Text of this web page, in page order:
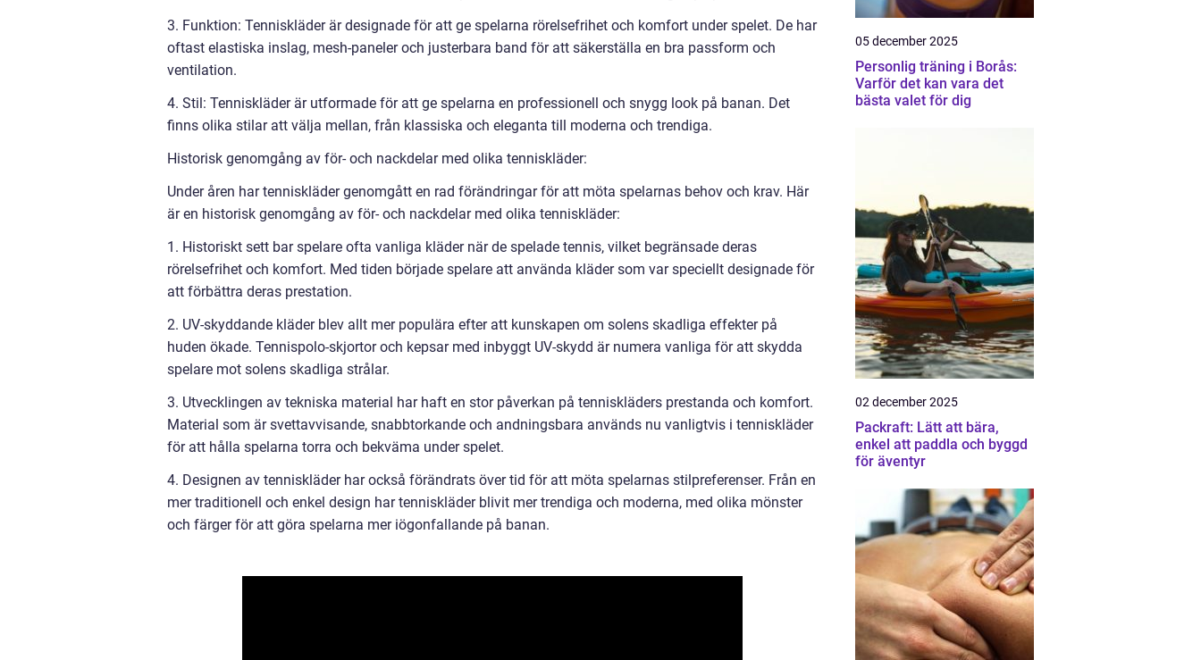
3. Funktion: Tenniskläder är designade för att ge spelarna rörelsefrihet och komfort under spelet. De har
oftast elastiska inslag, mesh-paneler och justerbara band för att säkerställa en bra passform och
ventilation.
4. Stil: Tenniskläder är utformade för att ge spelarna en professionell och snygg look på banan. Det
finns olika stilar att välja mellan, från klassiska och eleganta till moderna och trendiga.
Historisk genomgång av för- och nackdelar med olika tenniskläder:
Under åren har tenniskläder genomgått en rad förändringar för att möta spelarnas behov och krav. Här
är en historisk genomgång av för- och nackdelar med olika tenniskläder:
1. Historiskt sett bar spelare ofta vanliga kläder när de spelade tennis, vilket begränsade deras
rörelsefrihet och komfort. Med tiden började spelare att använda kläder som var speciellt designade för
att förbättra deras prestation.
2. UV-skyddande kläder blev allt mer populära efter att kunskapen om solens skadliga effekter på
huden ökade. Tennispolo-skjortor och kepsar med inbyggt UV-skydd är numera vanliga för att skydda
spelare mot solens skadliga strålar.
3. Utvecklingen av tekniska material har haft en stor påverkan på tenniskläders prestanda och komfort.
Material som är svettavvisande, snabbtorkande och andningsbara används nu vanligtvis i tenniskläder
för att hålla spelarna torra och bekväma under spelet.
4. Designen av tenniskläder har också förändrats över tid för att möta spelarnas stilpreferenser. Från en
mer traditionell och enkel design har tenniskläder blivit mer trendiga och moderna, med olika mönster
och färger för att göra spelarna mer iögonfallande på banan.
05 december 2025
Personlig träning i Borås:
Varför det kan vara det
bästa valet för dig
02 december 2025
Packraft: Lätt att bära,
enkel att paddla och byggd
för äventyr